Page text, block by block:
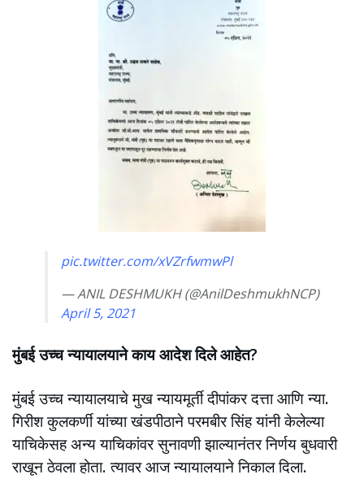
pic.twitter.com/xVZrfwmwPl
— ANIL DESHMUKH (@AnilDeshmukhNCP)
April 5, 2021
मुंबई उच्च न्यायालयाने काय आदेश दिले आहेत?
मुंबई उच्च न्यायालयाचे मुख न्यायमूर्ती दीपांकर दत्ता आणि न्या.
गिरीश कुलकर्णी यांच्या खंडपीठाने परमबीर सिंह यांनी केलेल्या
याचिकेसह अन्य याचिकांवर सुनावणी झाल्यानंतर निर्णय बुधवारी
राखून ठेवला होता. त्यावर आज न्यायालयाने निकाल दिला.